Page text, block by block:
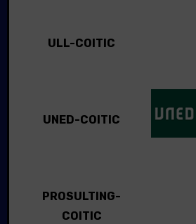
ULL-COITIC
UNED-COITIC
PROSULTING-
COITIC